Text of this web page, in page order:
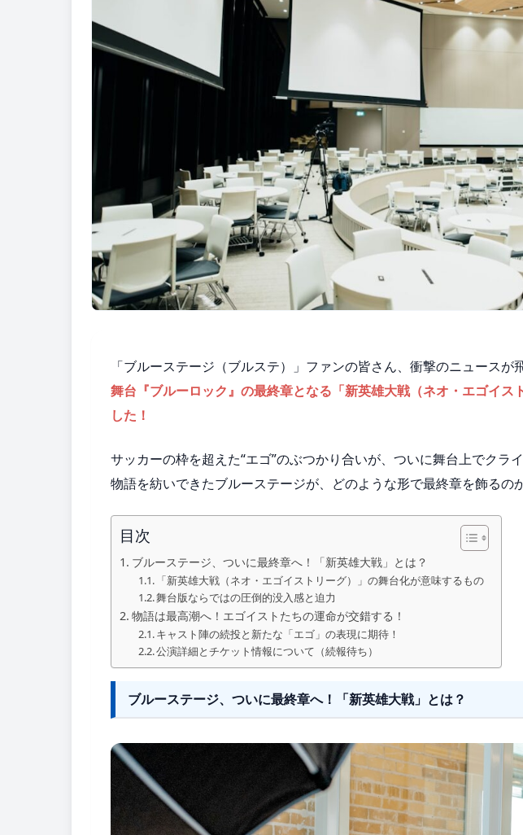
「ブルーステージ（ブルステ）」ファンの皆さん、衝撃のニュースが
舞台『ブルーロック』の最終章となる「新英雄大戦（ネオ・エゴイス
した！
サッカーの枠を超えた“エゴ”のぶつかり合いが、ついに舞台上でクラ
物語を紡いできたブルーステージが、どのような形で最終章を飾るの
目次
ブルーステージ、ついに最終章へ！「新英雄大戦」とは？
「新英雄大戦（ネオ・エゴイストリーグ）」の舞台化が意味するもの
舞台版ならではの圧倒的没入感と迫力
物語は最高潮へ！エゴイストたちの運命が交錯する！
キャスト陣の続投と新たな「エゴ」の表現に期待！
公演詳細とチケット情報について（続報待ち）
ブルーステージ、ついに最終章へ！「新英雄大戦」とは？